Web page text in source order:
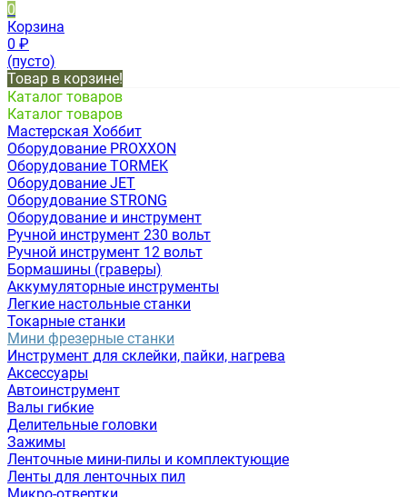
0
Корзина
0 ₽
(пусто)
Товар в корзине!
Каталог товаров
Каталог товаров
Мастерская Хоббит
Оборудование PROXXON
Оборудование TORMEK
Оборудование JET
Оборудование STRONG
Оборудование и инструмент
Ручной инструмент 230 вольт
Ручной инструмент 12 вольт
Бормашины (граверы)
Аккумуляторные инструменты
Легкие настольные станки
Токарные станки
Мини фрезерные станки
Инструмент для склейки, пайки, нагрева
Аксессуары
Автоинструмент
Валы гибкие
Делительные головки
Зажимы
Ленточные мини-пилы и комплектующие
Ленты для ленточных пил